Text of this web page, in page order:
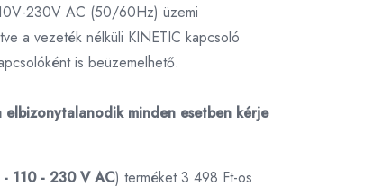
230V AC (50/60Hz) üzemi
a vezeték nélküli KINETIC kapcsoló
is beüzemelhető.
minden esetben kérje
110 - 230 V AC) terméket 3 498 Ft-os